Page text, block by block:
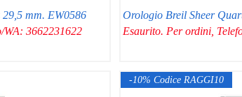
mm. EW0586
WA: 3662231622
Orologio Breil Sheer
Esaurito. Per ordini,
-10% Codice RAGGI10